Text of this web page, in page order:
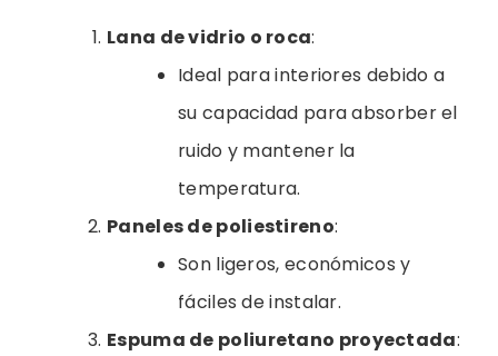
Lana de vidrio o roca:
Ideal para interiores debido a
su capacidad para absorber el
ruido y mantener la
temperatura.
Paneles de poliestireno:
Son ligeros, económicos y
fáciles de instalar.
Espuma de poliuretano proyectada: